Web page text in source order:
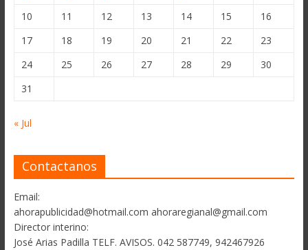
10
11 12 13 14 15
16
17
18 19 20 21 22
23
24
25 26 27 28 29
30
31
« Jul
Contactanos
Email:
ahorapublicidad@hotmail.com ahoraregianal@gmail.com
Director interino:
José Arias Padilla TELF. AVISOS. 042 587749, 942467926